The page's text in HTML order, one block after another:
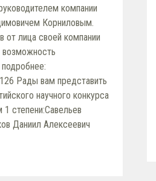
компании
Корниловым.
от лица своей компании
возможность
Рады вам представить
научного конкурса
степени:Савельев
Даниил Алексеевич